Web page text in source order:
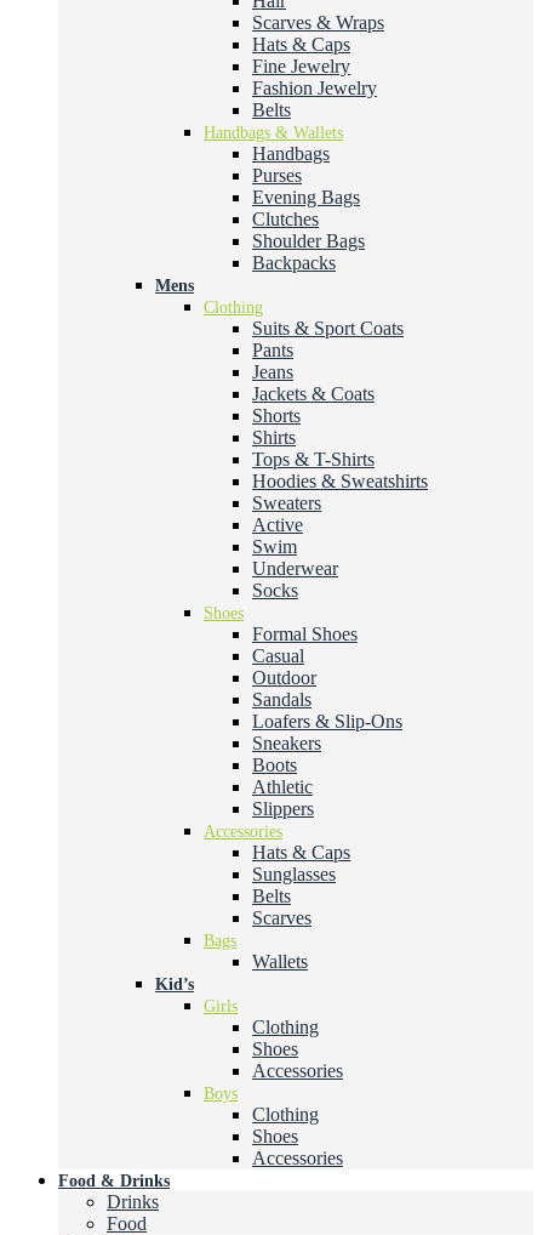
Scarves & Wraps
Hats & Caps
Fine Jewelry
Fashion Jewelry
Belts
Handbags & Wallets
Handbags
Purses
Evening Bags
Clutches
Shoulder Bags
Backpacks
Mens
Clothing
Suits & Sport Coats
Pants
Jeans
Jackets & Coats
Shorts
Shirts
Tops & T-Shirts
Hoodies & Sweatshirts
Sweaters
Active
Swim
Underwear
Socks
Shoes
Formal Shoes
Casual
Outdoor
Sandals
Loafers & Slip-Ons
Sneakers
Boots
Athletic
Slippers
Accessories
Hats & Caps
Sunglasses
Belts
Scarves
Bags
Wallets
Kid’s
Girls
Clothing
Shoes
Accessories
Boys
Clothing
Shoes
Accessories
Food & Drinks
Drinks
Food